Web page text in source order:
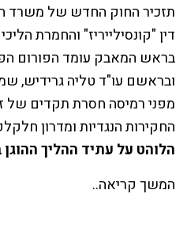
תזכיר החוק החדש של משרד
דין "קונסילייריז" והחמרת
בראש המאבק עומד הפורום
ובראשם עו"ד טליה גרידיש,
מפני רמיסה חסרת תקדים של
החקירות הנגדיות ומדרון
הלוהט על עתיד ההליך
המשך קריאה..